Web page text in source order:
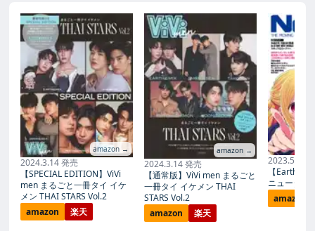
amazon →
2024.3.14 発売
【SPECIAL EDITION】ViVi
men まるごと一冊タイ イケ
メン THAI STARS Vol.2
amazon
楽天
amazon →
2024.3.14 発売
【通常版】ViVi men まるごと
一冊タイ イケメン THAI
STARS Vol.2
amazon
楽天
2023.5.10
【
ニュータイ
amazon